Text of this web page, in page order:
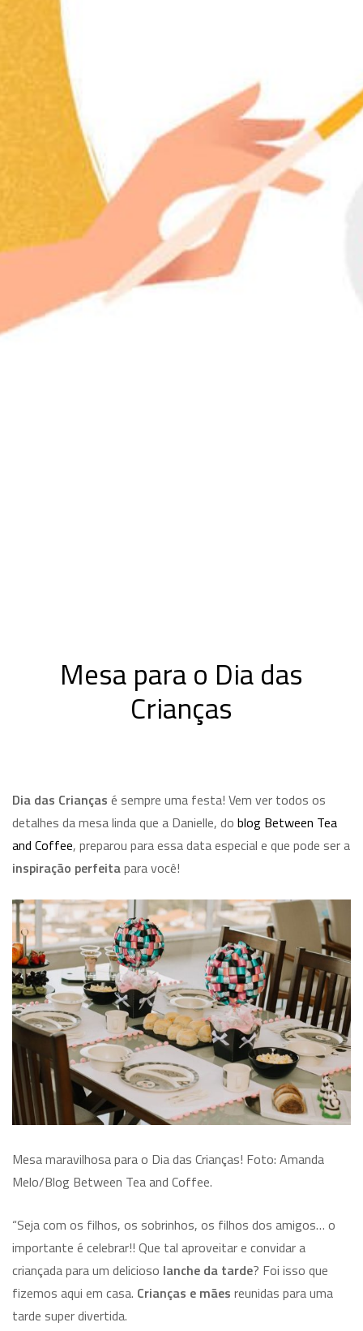
Mesa para o Dia das
Crianças
Dia das Crianças é sempre uma festa! Vem ver todos os
detalhes da mesa linda que a Danielle, do blog Between Tea
and Coffee, preparou para essa data especial e que pode ser a
inspiração perfeitapara você!
Mesa maravilhosa para o Dia das Crianças! Foto: Amanda
Melo/Blog Between Tea and Coffee.
“Seja com os filhos, os sobrinhos, os filhos dos amigos… o
importante é celebrar!! Que tal aproveitar e convidar a
criançada para um delicioso lanche da tarde? Foi isso que
fizemos aqui em casa. Crianças e mães reunidas para uma
tarde super divertida.